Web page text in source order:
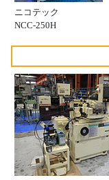
ニコテック
NCC-250H